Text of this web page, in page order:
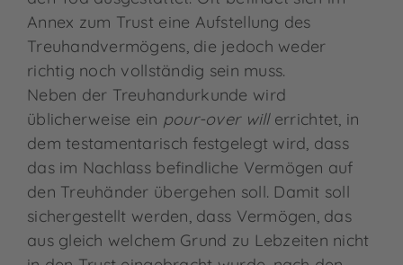
Annex zum Trust eine Aufstellung des
Treuhandvermögens, die jedoch weder
richtig noch vollständig sein muss.
Neben der Treuhandurkunde wird
üblicherweise ein pour-overwillerrichtet, in
dem testamentarisch festgelegt wird, dass
das im Nachlass befindliche Vermögen auf
den Treuhänder übergehen soll. Damit soll
sichergestellt werden, dass Vermögen, das
aus gleich welchem Grund zu Lebzeiten nicht